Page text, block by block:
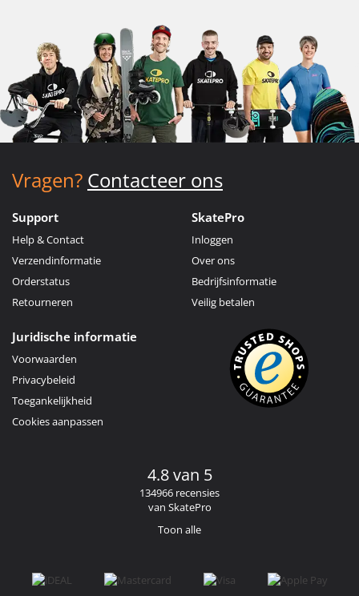
Vragen? Contacteer ons
Support
Help & Contact
Verzendinformatie
Orderstatus
Retourneren
SkatePro
Inloggen
Over ons
Bedrijfsinformatie
Veilig betalen
Juridische informatie
Voorwaarden
Privacybeleid
Toegankelijkheid
Cookies aanpassen
4.8 van 5
134966 recensies
van SkatePro
Toon alle